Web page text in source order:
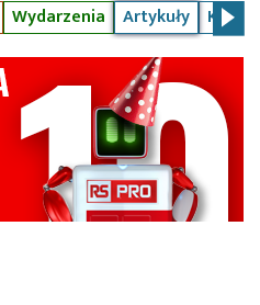
Wydarzenia Artykuły Kursy